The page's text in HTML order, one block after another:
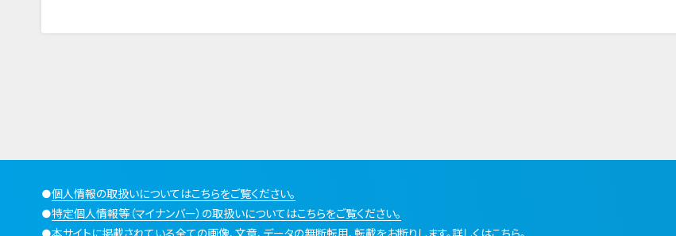
●個人情報の取扱いについてはこちらをご覧ください。
●特定個人情報等（マイナンバー）の取扱いについてはこちらをご覧ください。
●本サイトに掲載されている全ての画像、文章、データの無断転用、転載をお断りします。詳しくはこちら。